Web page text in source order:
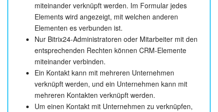
miteinander verknüpft werden. Im Formular jedes
Elements wird angezeigt, mit welchen anderen
Elementen es verbunden ist.
Nur Bitrix24-Administratoren oder Mitarbeiter mit den
entsprechenden Rechten können CRM-Elemente
miteinander verbinden.
Ein Kontakt kann mit mehreren Unternehmen
verknüpft werden, und ein Unternehmen kann mit
mehreren Kontakten verknüpft werden.
Um einen Kontakt mit Unternehmen zu verknüpfen,